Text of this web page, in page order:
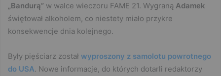
„Bandurą” w walce wieczoru FAME 21. Wygraną Adamek
świętował alkoholem, co niestety miało przykre
konsekwencje dnia kolejnego.
Były pięściarz został wyproszony z samolotu powrotnego
do USA. Nowe informacje, do których dotarli redaktorzy